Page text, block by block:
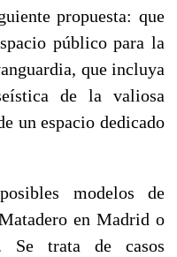
propuesta: que
público para la
que incluya
de la valiosa
un espacio dedicado
modelos de
en Madrid o
Se trata de casos